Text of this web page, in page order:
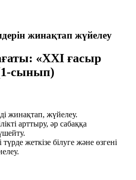
жинақтап жүйелеу
«ХХІ ғасыр
сынып)
жинақтап, жүйелеу.
арттыру, әр сабаққа
жеткізе білуге және өзгені